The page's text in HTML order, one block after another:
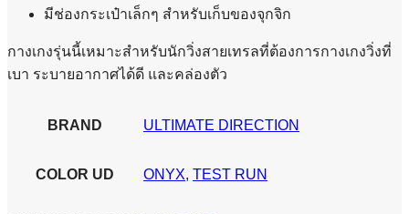
มีช่องกระเป๋าเล็กๆ สำหรับเก็บของจุกจิก
กางเกงรุ่นนี้เหมาะสำหรับนักวิ่งสายเทรลที่ต้องการกางเกงวิ่งที่
เบา ระบายอากาศได้ดี และคล่องตัว
BRAND ULTIMATE DIRECTION
COLOR UD ONYX, TEST RUN